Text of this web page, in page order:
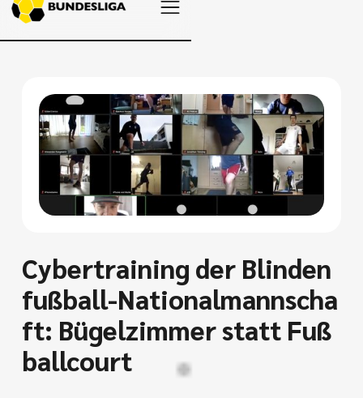
Cybertraining der Blinden
fußball-Nationalmannscha
ft: Bügelzimmer statt Fuß
ballcourt